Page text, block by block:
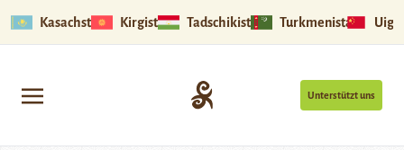
Kasachstan Kirgistan Tadschikistan Turkmenistan
Unterstützt uns